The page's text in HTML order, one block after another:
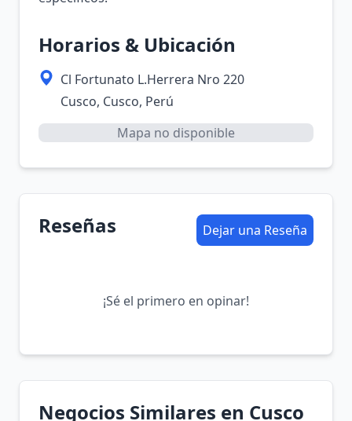
Horarios & Ubicación
Cl Fortunato L.Herrera Nro 220
Cusco, Cusco, Perú
Mapa no disponible
Reseñas Dejar una Reseña
¡Sé el primero en opinar!
Negocios Similares en Cusco